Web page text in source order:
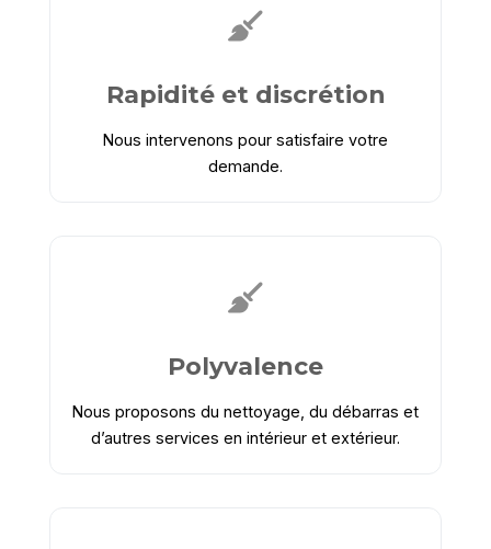
Rapidité et discrétion
Nous intervenons pour satisfaire votre
demande.
Polyvalence
Nous proposons du nettoyage, du débarras et
d’autres services en intérieur et extérieur.